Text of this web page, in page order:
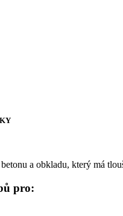
a obkladu, který má
pro: